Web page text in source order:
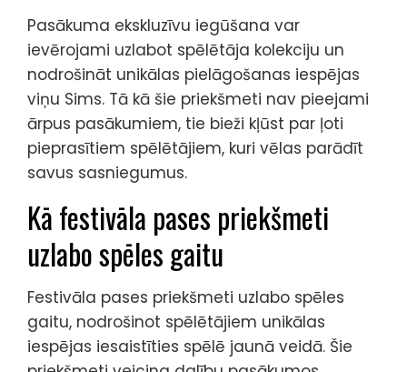
Pasākuma ekskluzīvu iegūšana var
ievērojami uzlabot spēlētāja kolekciju un
nodrošināt unikālas pielāgošanas iespējas
viņu Sims. Tā kā šie priekšmeti nav pieejami
ārpus pasākumiem, tie bieži kļūst par ļoti
pieprasītiem spēlētājiem, kuri vēlas parādīt
savus sasniegumus.
Kā festivāla pases priekšmeti
uzlabo spēles gaitu
Festivāla pases priekšmeti uzlabo spēles
gaitu, nodrošinot spēlētājiem unikālas
iespējas iesaistīties spēlē jaunā veidā. Šie